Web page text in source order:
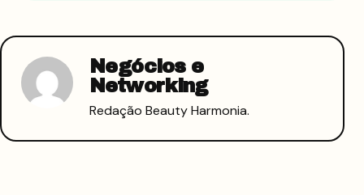
Negócios e
Networking
Redação Beauty Harmonia.